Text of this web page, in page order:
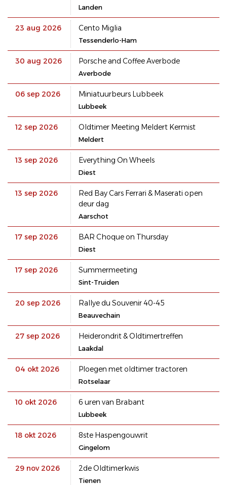
Landen
23 aug 2026 Cento Miglia
Tessenderlo-Ham
30 aug 2026 Porsche and Coffee Averbode
Averbode
06 sep 2026 Miniatuurbeurs Lubbeek
Lubbeek
12 sep 2026 Oldtimer Meeting Meldert Kermist
Meldert
13 sep 2026 Everything On Wheels
Diest
13 sep 2026
Red Bay Cars Ferrari & Maserati open
deur dag
Aarschot
17 sep 2026 BAR Choque on Thursday
Diest
17 sep 2026 Summermeeting
Sint-Truiden
20 sep 2026 Rallye du Souvenir 40-45
Beauvechain
27 sep 2026 Heiderondrit & Oldtimertreffen
Laakdal
04 okt 2026 Ploegen met oldtimer tractoren
Rotselaar
10 okt 2026 6 uren van Brabant
Lubbeek
18 okt 2026 8ste Haspengouwrit
Gingelom
29 nov 2026 2de Oldtimerkwis
Tienen